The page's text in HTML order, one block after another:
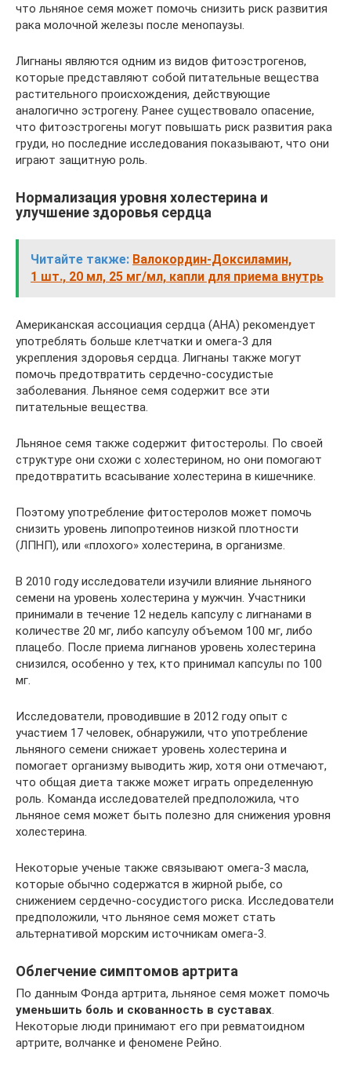
что льняное семя может помочь снизить риск развития
рака молочной железы после менопаузы.
Лигнаны являются одним из видов фитоэстрогенов,
которые представляют собой питательные вещества
растительного происхождения, действующие
аналогично эстрогену. Ранее существовало опасение,
что фитоэстрогены могут повышать риск развития рака
груди, но последние исследования показывают, что они
играют защитную роль.
Нормализация уровня холестерина и
улучшение здоровья сердца
Читайте также: Валокордин-Доксиламин,
1 шт., 20 мл, 25 мг/мл, капли для приема внутрь
Американская ассоциация сердца (AHA) рекомендует
употреблять больше клетчатки и омега-3 для
укрепления здоровья сердца. Лигнаны также могут
помочь предотвратить сердечно-сосудистые
заболевания. Льняное семя содержит все эти
питательные вещества.
Льняное семя также содержит фитостеролы. По своей
структуре они схожи с холестерином, но они помогают
предотвратить всасывание холестерина в кишечнике.
Поэтому употребление фитостеролов может помочь
снизить уровень липопротеинов низкой плотности
(ЛПНП), или «плохого» холестерина, в организме.
В 2010 году исследователи изучили влияние льняного
семени на уровень холестерина у мужчин. Участники
принимали в течение 12 недель капсулу с лигнанами в
количестве 20 мг, либо капсулу объемом 100 мг, либо
плацебо. После приема лигнанов уровень холестерина
снизился, особенно у тех, кто принимал капсулы по 100
мг.
Исследователи, проводившие в 2012 году опыт с
участием 17 человек, обнаружили, что употребление
льняного семени снижает уровень холестерина и
помогает организму выводить жир, хотя они отмечают,
что общая диета также может играть определенную
роль. Команда исследователей предположила, что
льняное семя может быть полезно для снижения уровня
холестерина.
Некоторые ученые также связывают омега-3 масла,
которые обычно содержатся в жирной рыбе, со
снижением сердечно-сосудистого риска. Исследователи
предположили, что льняное семя может стать
альтернативой морским источникам омега-3.
Облегчение симптомов артрита
По данным Фонда артрита, льняное семя может помочь
уменьшить боль и скованность в суставах.
Некоторые люди принимают его при ревматоидном
артрите, волчанке и феномене Рейно.